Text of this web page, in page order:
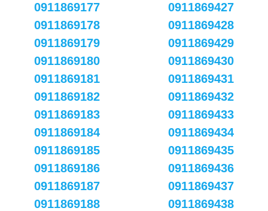
0911869177
0911869178
0911869179
0911869180
0911869181
0911869182
0911869183
0911869184
0911869185
0911869186
0911869187
0911869188
0911869427
0911869428
0911869429
0911869430
0911869431
0911869432
0911869433
0911869434
0911869435
0911869436
0911869437
0911869438